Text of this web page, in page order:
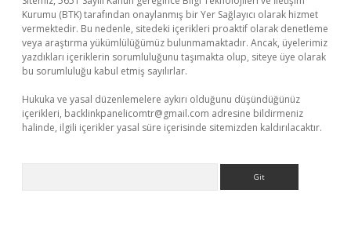
Kurumu (BTK) tarafından onaylanmış bir Yer Sağlayıcı olarak hizmet
vermektedir. Bu nedenle, sitedeki içerikleri proaktif olarak denetleme
veya araştırma yükümlülüğümüz bulunmamaktadır. Ancak, üyelerimiz
yazdıkları içeriklerin sorumluluğunu taşımakta olup, siteye üye olarak
bu sorumluluğu kabul etmiş sayılırlar.
Hukuka ve yasal düzenlemelere aykırı olduğunu düşündüğünüz
içerikleri, backlinkpanelicomtr@gmail.com adresine bildirmeniz
halinde, ilgili içerikler yasal süre içerisinde sitemizden kaldırılacaktır.